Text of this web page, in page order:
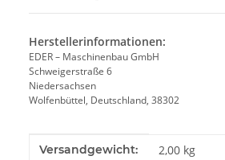
Herstellerinformationen:
EDER – Maschinenbau GmbH
Schweigerstraße 6
Niedersachsen
Wolfenbüttel, Deutschland, 38302
Produkteigenschaft
Wert
Versandgewicht: 2,00 kg